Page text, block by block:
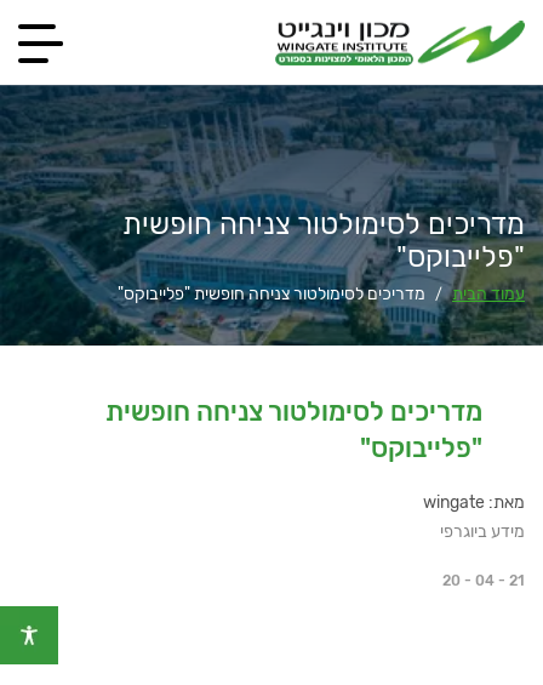
מדריכים לסימולטור צניחה חופשית
"פלייבוקס"
עמוד הבית / מדריכים לסימולטור צניחה חופשית "פלייבוקס"
מדריכים לסימולטור צניחה חופשית
"פלייבוקס"
מאת: wingate
מידע ביוגרפי
20 - 04 - 21